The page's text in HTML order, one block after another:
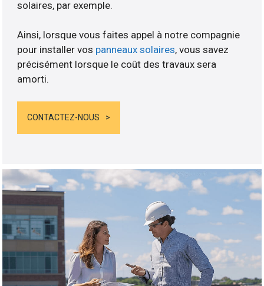
solaires, par exemple.
Ainsi, lorsque vous faites appel à notre compagnie
pour installer vos panneaux solaires, vous savez
précisément lorsque le coût des travaux sera
amorti.
CONTACTEZ-NOUS